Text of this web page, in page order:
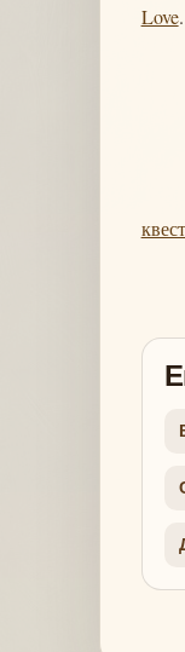
Love.